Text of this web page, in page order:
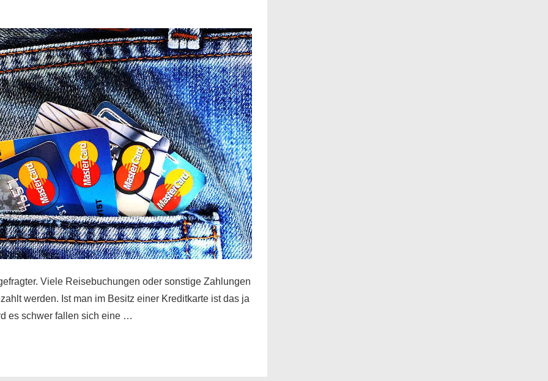
Viele Reisebuchungen oder sonstige Zahlungen
werden. Ist man im Besitz einer Kreditkarte ist das ja
es schwer fallen sich eine …